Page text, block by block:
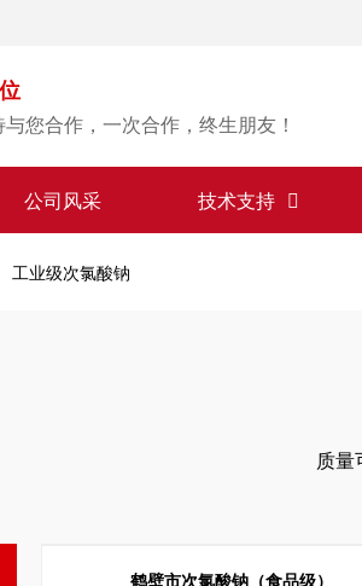
您合作，一次合作，终生朋友！
公司风采 技术支持
直供
工业级次氯酸钠
质量
鹤壁市次氯酸钠（食品级）